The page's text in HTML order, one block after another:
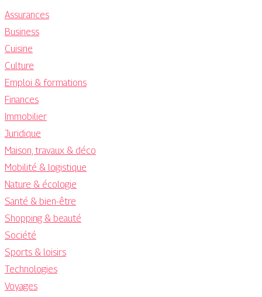
Assurances
Business
Cuisine
Culture
Emploi & formations
Finances
Immobilier
Juridique
Maison, travaux & déco
Mobilité & logistique
Nature & écologie
Santé & bien-être
Shopping & beauté
Société
Sports & loisirs
Technologies
Voyages